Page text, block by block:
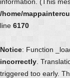
/home/
line 6170
Notice: Function
incorrectly .
triggered too early.